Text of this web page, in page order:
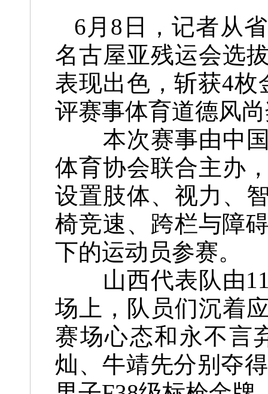
6月8日，记者从
名古屋亚残运会选
表现出色，斩获4
评赛事体育道德风
本次赛事由中国
体育协会联合主办
设置肢体、视力、
椅竞速、跨栏与障
下的运动员参赛。
山西代表队由11
场上，队员们沉着
赛场心态和永不言
灿、牛靖先分别夺